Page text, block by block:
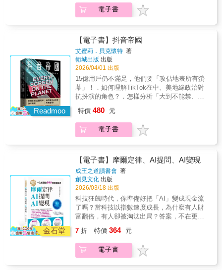
則取決於
你
這個時代不再屬於頻道，而是屬於平台；不再
屬於節目表，而是屬於推薦清單歡迎來到串流
時代◆◆◆◆◆◆◆◆◆
的觸角將往包含運動等各方面延伸。▍串流如
何影響我們的生活？從Netflix擊垮百視達，到
好萊塢大罷工；從無廣告的理想世界，到廣告
寫劇本，這是一場關於創作、勞動、資本與文
化未來的全面重組。串流平台已經成為我們日
常生活的一部分。我們習慣隨時觀看影集、隨
時聽音樂、隨時打開App找娛樂。但在這個看似
自由選擇的世界裡，其實有許多看不見的力量
正在運作：★ 平台如何設計訂閱價格，讓你不
知不覺多付錢★ 為什麼廣告在串流平台死灰復
麼★ 為什麼創作者收入下降，卻出現更多爆款
作品★ AI進入影視產業後，產業未來會如何改
變▍為什麼我們需要了解串流？《串流時代》
斷平台策略背後的意圖★ 如何避免被演算法所
限制★ 如何看待AI時代的內容真實
性 ◆◆◆◆◆◆◆◆◆▍本書特色1. 一覽串流
的發展歷史對串流產業的崛起與普及有完整的
介紹，提供最新資訊，涵蓋疫情後的產業調
整，以及AI的發展對影視文化的衝擊。2. 幫你
搞懂訂閱經濟的真相理解價格上漲、共享帳號
限制、廣告方案出現的邏輯，做出更理性的消
費選擇。3. 拆解演算法的運作方式知道推薦系
層。也看清平台如何計算成本與收視數據，理
解作品「消失」背後的商業邏輯。4. 重建你的
「媒體選擇權」在AI氾濫的現況下，判斷哪些
（Mercer）資深合夥人兼轉型服務全球領導
者；未來學家；與人合著《華爾街日報》暢銷
書《只工作，不上班》（Work without Jobs）
取更棒的策略成果的絕佳機會，但前提是要適
信任、共同目標和靠實力說話的工作等要素具
備時，元宇宙、生成式人工智慧等將帶來多少
的可能性。──海蒂．嘉德納（Heidi K.
Gardner），哈佛法學院法律職業中心傑出研究
員；與人合著暢銷書《聰明的協作》（Smart
Collaboration）；「全球50大管理思想家」
（2023年）顛覆性科技讓職場快速變化，為員
許的這本書解釋了這些變化並提供路徑圖，指
引我們前進的道路。──保羅．多赫蒂（Paul
Daugherty），埃森哲（Accenture）前技術和
MACHINE）黛博拉和喬許親身了解新興科技如
何改變職場以及在這個匯流（convergence）時
代的工作方式。這本必備的理想指南讓人得以
窺探未來的就業情況和新的工作體驗。 ──凱
西．海格爾（Cathy Hackl），科技未來學家；
全球創新和設計工作室Journey的聯合創辦人；
《廣告周刊》（Adweek）的TechMagic播客主
書。黛博拉和喬許採納以人為本的方法，解釋
科技在提升員工經驗和推動持續學習方面所能
發揮的作用，同時提供重要的見解和實用策
的市場機會有多大？本書透過多個實際案例，
深入解析帕蘭泰爾如何從政府客戶走向商業市
局與機會，探究它廣受全球投資者青睞的原
因，及其如何改變你我的未來。解密帕蘭泰爾
的崛起之路 × 看懂世界大局 × 拓展政經投資視
野讀完本書，你對科技、商業、戰略、未來的
想像，將從此不同！
程與文書為核心的工作，終將由AI接手。白領
不再是「只要努力就能站穩的位置」，而是一
個必須不斷證明自身不可替代性的角色。然
同時，地方產業卻面臨嚴重缺工。面對「勞動
力流動」局勢，書中提出「必要性勞工」與
「進階必要性勞工」的概念，點出未來真正支
撐社會運作的「中產階級」，將是具備專業技
能、能直接創造實質價值的工作型態。當時代
的遊戲規則改寫，與其死守即將崩塌的舊秩
序，不如正視變化，重新思考自己在未來勞動
解、AI衝擊下的工作新現實》將帶你思考，如
何在不可逆的轉型中，重新定位自己的價值、
踏出邁向新世界的步伐。
配置方向，重新定義未來「有價值的工作」。
◎剖析「老闆型工作」的概念，提供讀者具體
為「穩定人生模板」的白領上班族，如今正站
在歷史性的轉折點上。人口快速老化與少子化
問題，造成勞動力結構崩解；與此同時，生成
式AI正以驚人的速度進入辦公室，過去仰賴制
度、年資與流程維持的工作，逐漸失去存在的
理由。本書作者直指出一個殘酷卻無法迴避的
現實──我們所熟悉的中產階級支柱，已經開始
動搖。作者從日本社會的產業變遷與人口數據
出發，指出在全球化與數位轉型加速之下，能
策、創造價值」的高階角色；大量以規則、流
程與文書為核心的工作，終將由AI接手。白領
不再是「只要努力就能站穩的位置」，而是一
個必須不斷證明自身不可替代性的角色。然
而，白領消失≠工作消失。都市白領人力過剩的
同時，地方產業卻面臨嚴重缺工。面對「勞動
力流動」局勢，書中提出「必要性勞工」與
「進階必要性勞工」的概念，點出未來真正支
撐社會運作的「中產階級」，將是具備專業技
能、能直接創造實質價值的工作型態。當時代
的遊戲規則改寫，與其死守即將崩塌的舊秩
序，不如正視變化，重新思考自己在未來勞動
世界中的位置。《白領時代的終結：人口崩
解、AI衝擊下的工作新現實》將帶你思考，如
何在不可逆的轉型中，重新定位自己的價值、
電子書
Readmoo
【電子書】抖音帝國
艾蜜莉．貝克懷特 著
衛城出版 出版
2026/04/01 出版
15億用戶仍不滿足，他們要「攻佔地表所有螢
幕」！．如何理解TikTok在中、美地緣政治對
抗扮演的角色？．怎樣分析「大到不能禁、大
深入挖掘的內幕，正在改變世界！「敢於挑戰
全球最危險科技公司的必讀之作！」──《晶片
戰爭》作者克里斯．米勒盛讚推薦！★2025年
之爭？橫跨四大洲、訪談150名相關人士、80份
內部會議錄音紀錄，最紮實剖析TikTok抖音崛
起、野心與影響力的著作。談到TikTok抖音，
許多人可能會先想到「抖音一響，父母白養」
這句警語。這句話反映的是抖音全球超過15億
用戶中，極大比例都來自更年輕的世代，而我
們擔心他們受到來自中國的資訊影響，或者被
中國政府掌握個人隱私。問題是，這間公司最
初到底是透過什麼方法，打造出比肩蘋果、
心？為什麼地表最有權勢的兩個人，川普與習
近平都想要掌控這間公司？這款應用程式安不
安全，背後真的藏有中國後門嗎？為了查證這
特價 480 元
電子書
金石堂
【電子書】摩爾定律、AI提問、AI變現
成王之道讀書會 著
創見文化 出版
2026/03/18 出版
科技狂飆時代，你準備好把「AI」變成現金流
了嗎？當科技以指數速度成長，為什麼有人財
富翻倍，有人卻被淘汰出局？答案，不在更快
律」為起點，拆解科技翻倍成長的底層邏輯；
以「AI提問」為核心武器，教你精準駕馭人工
智慧；最終落地到「AI變現」，讓科技真正為
7 折 特價 364 元
電子書